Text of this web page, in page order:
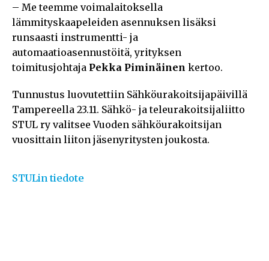
– Me teemme voimalaitoksella
lämmityskaapeleiden asennuksen lisäksi
runsaasti instrumentti- ja
automaatioasennustöitä, yrityksen
toimitusjohtaja Pekka Piminäinen kertoo.
Tunnustus luovutettiin Sähköurakoitsijapäivillä
Tampereella 23.11. Sähkö- ja teleurakoitsijaliitto
STUL ry valitsee Vuoden sähköurakoitsijan
vuosittain liiton jäsenyritysten joukosta.
STULin tiedote